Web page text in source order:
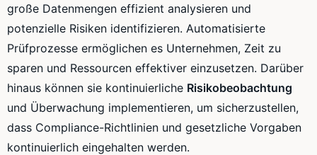
große Datenmengen effizient analysieren und
potenzielle Risiken identifizieren. Automatisierte
Prüfprozesse ermöglichen es Unternehmen, Zeit zu
sparen und Ressourcen effektiver einzusetzen. Darüber
hinaus können sie kontinuierliche Risikobeobachtung
und Überwachung implementieren, um sicherzustellen,
dass Compliance-Richtlinien und gesetzliche Vorgaben
kontinuierlich eingehalten werden.